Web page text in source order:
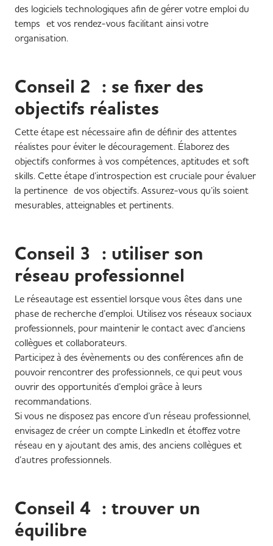
des logiciels technologiques afin de gérer votre emploi du
temps et vos rendez-vous facilitant ainsi votre
organisation.
Conseil 2 : se fixer des
objectifs réalistes
Cette étape est nécessaire afin de définir des attentes
réalistes pour éviter le découragement. Élaborez des
objectifs conformes à vos compétences, aptitudes et soft
skills. Cette étape d’introspection est cruciale pour évaluer
la pertinence de vos objectifs. Assurez-vous qu’ils soient
mesurables, atteignables et pertinents.
Conseil 3 : utiliser son
réseau professionnel
Le réseautage est essentiel lorsque vous êtes dans une
phase de recherche d’emploi. Utilisez vos réseaux sociaux
professionnels, pour maintenir le contact avec d’anciens
collègues et collaborateurs.
Participez à des évènements ou des conférences afin de
pouvoir rencontrer des professionnels, ce qui peut vous
ouvrir des opportunités d’emploi grâce à leurs
recommandations.
Si vous ne disposez pas encore d’un réseau professionnel,
envisagez de créer un compte LinkedIn et étoffez votre
réseau en y ajoutant des amis, des anciens collègues et
d’autres professionnels.
Conseil 4 : trouver un
équilibre